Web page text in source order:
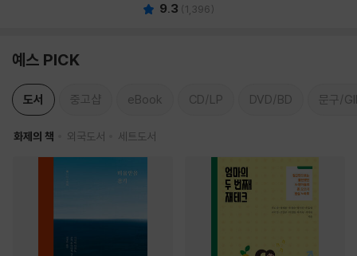
9.3 (1,396)
예스 PICK
도서 중고샵 eBook CD/LP DVD/BD 문구/
화제의 책 외국도서 세트도서